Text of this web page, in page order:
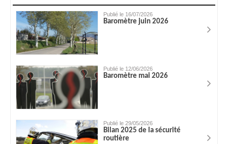
Publié le 16/07/2026
Baromètre juin 2026
Publié le 12/06/2026
Baromètre mai 2026
Publié le 29/05/2026
Bilan 2025 de la sécurité
routière